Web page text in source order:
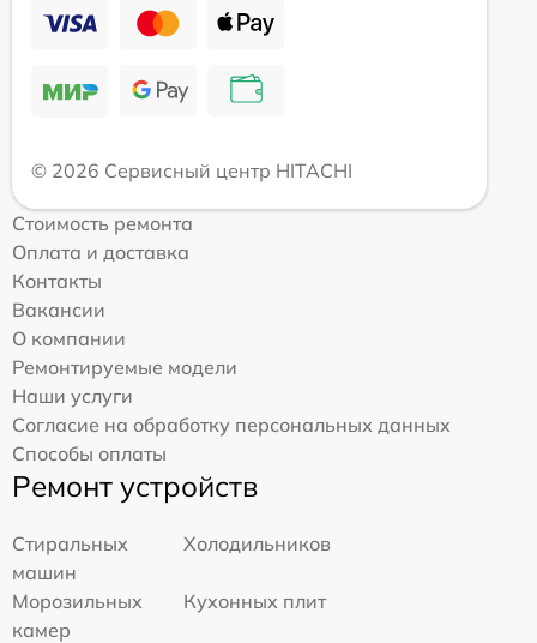
© 2026 Сервисный центр HITACHI
Стоимость ремонта
Оплата и доставка
Контакты
Вакансии
О компании
Ремонтируемые модели
Наши услуги
Согласие на обработку персональных данных
Способы оплаты
Ремонт устройств
Стиральных
машин
Холодильников
Морозильных
камер
Кухонных плит